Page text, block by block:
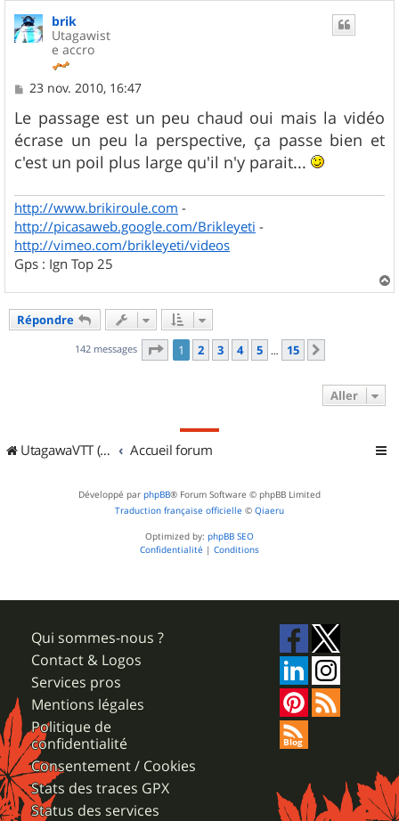
brik
Utagawist
e accro
M
s
s
a
g
e
23 nov. 2010, 16:47
Le passage est un peu chaud oui mais la vidéo
écrase un peu la perspective, ça passe bien et
c'est un poil plus large qu'il n'y parait...
http://www.brikiroule.com -
http://picasaweb.google.com/Brikleyeti -
http://vimeo.com/brikleyeti/videos
Gps : Ign Top 25
a
Répondre
142 messages Page 1sur
1 2 3 4 5 … 15
Aller
UtagawaVTT (Randos VTT et VTTAE avec traces GPS) Accueil forum
Développé par phpBB® Forum Software © phpBB Limited
Traduction française officielle © Qiaeru
Optimized by: phpBB SEO
Confidentialité | Conditions
Qui sommes-nous ?
Contact & Logos
Services pros
Mentions légales
Politique de
confidentialité
Consentement / Cookies
Stats des traces GPX
Status des services